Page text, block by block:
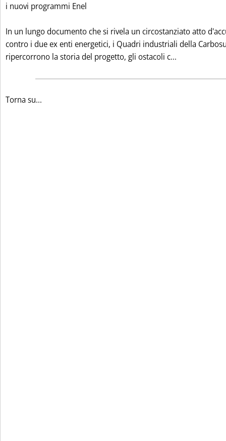
i nuovi programmi Enel
In un lungo documento che si rivela un circostanziato atto
contro i due ex enti energetici, i Quadri industriali della
ripercorrono la storia del progetto, gli ostacoli c...
Torna su...